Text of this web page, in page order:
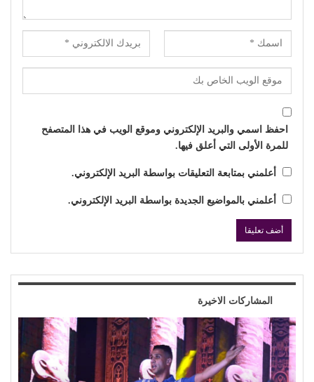
احفظ اسمي والبريد الإلكتروني وموقع الويب في هذا المتصفح
للمرة الأولى التي أعلق فيها.
أعلمني بمتابعة التعليقات بواسطة البريد الإلكتروني.
أعلمني بالمواضيع الجديدة بواسطة البريد الإلكتروني.
المشاركات الاخيرة